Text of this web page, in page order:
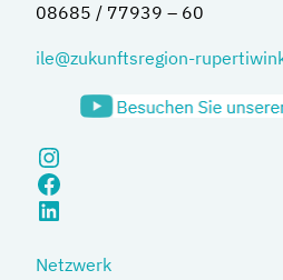
08685 / 77939 – 60
ile@zukunftsregion-
Instagram
Facebook
LinkedIn
Netzwerk